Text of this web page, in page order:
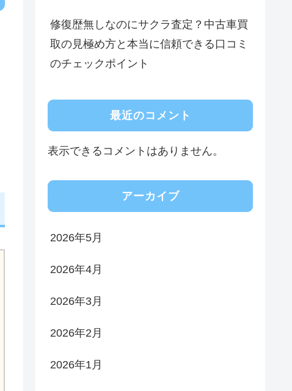
修復歴無しなのにサクラ査定？中古車買
取の見極め方と本当に信頼できる口コミ
のチェックポイント
最近のコメント
表示できるコメントはありません。
アーカイブ
2026年5月
2026年4月
2026年3月
2026年2月
2026年1月